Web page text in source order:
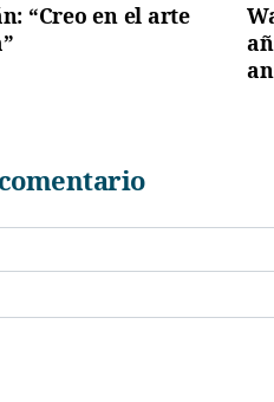
“Creo en el arte